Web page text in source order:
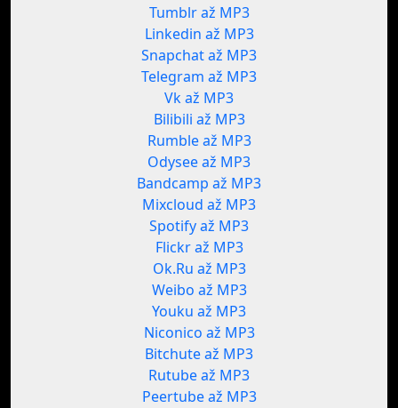
Tumblr až MP3
Linkedin až MP3
Snapchat až MP3
Telegram až MP3
Vk až MP3
Bilibili až MP3
Rumble až MP3
Odysee až MP3
Bandcamp až MP3
Mixcloud až MP3
Spotify až MP3
Flickr až MP3
Ok.Ru až MP3
Weibo až MP3
Youku až MP3
Niconico až MP3
Bitchute až MP3
Rutube až MP3
Peertube až MP3